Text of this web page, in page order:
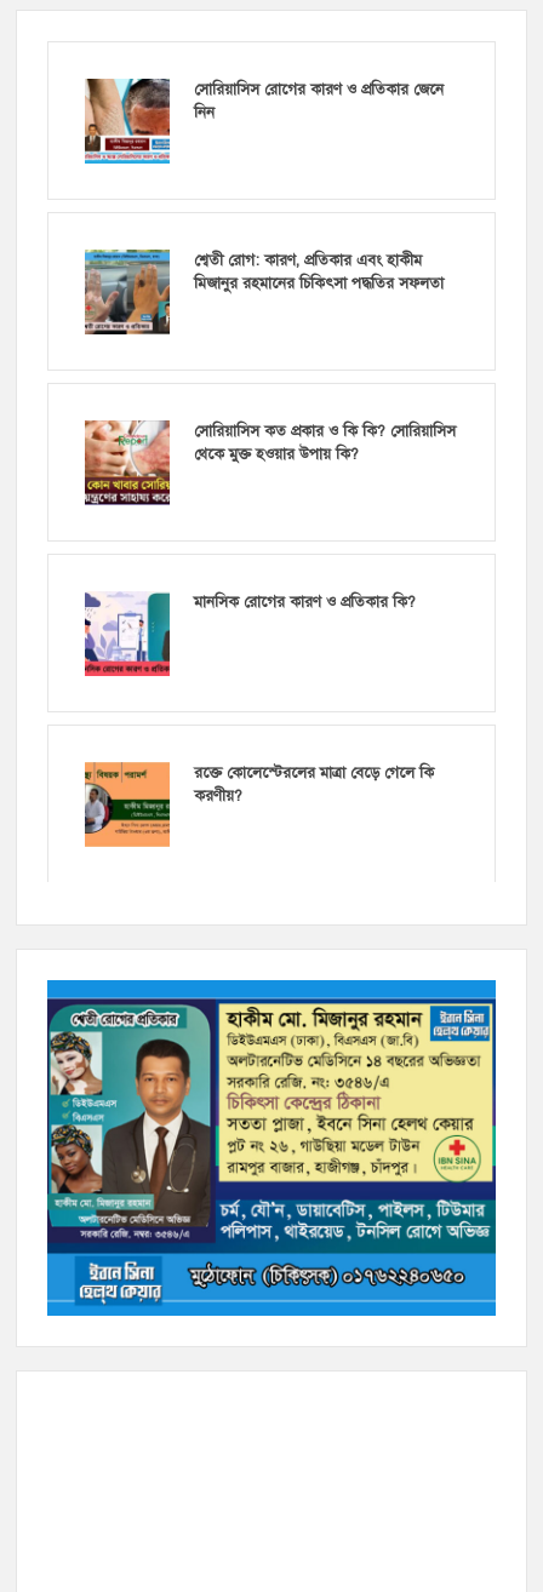
সোরিয়াসিস রোগের কারণ ও প্রতিকার জেনে
নিন
শ্বেতী রোগ: কারণ, প্রতিকার এবং হাকীম
মিজানুর রহমানের চিকিৎসা পদ্ধতির সফলতা
সোরিয়াসিস কত প্রকার ও কি কি? সোরিয়াসিস
থেকে মুক্ত হওয়ার উপায় কি?
মানসিক রোগের কারণ ও প্রতিকার কি?
রক্তে কোলেস্টেরলের মাত্রা বেড়ে গেলে কি
করণীয়?